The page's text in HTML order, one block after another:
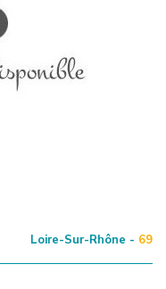
Loire-Sur-Rhône - 69